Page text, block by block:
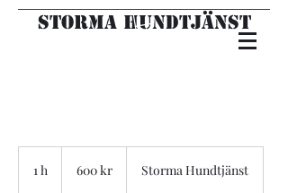
Storma hundtjänst
1 h
kronor600 kr Storma Hundtjänst